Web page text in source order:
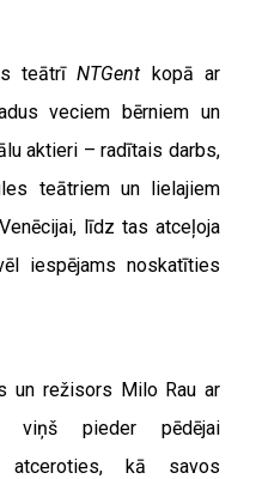
teātrīNTGent kopā ar
veciem bērniem un
aktieri – radītais darbs,
teātriem un lielajiem
līdz tas atceļoja
iespējams noskatīties
un režisors Milo Rau ar
viņš pieder pēdējai
atceroties, kā savos